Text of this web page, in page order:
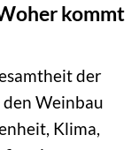
kommt
der
Weinbau
Klima,